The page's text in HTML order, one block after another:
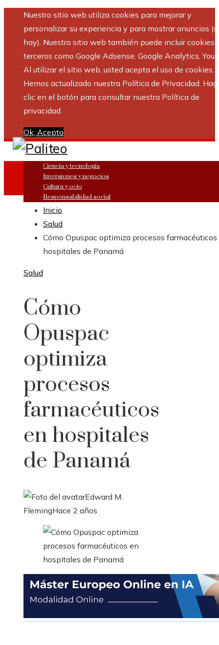
Nuestro sitio web utiliza cookies para mejorar y
personalizar su experiencia y para mostrar anuncios
hay). Nuestro sitio web también puede incluir cookies
terceros como Google Adsense, Google Analytics,
Al utilizar el sitio web, usted acepta el uso de cookies.
Hemos actualizado nuestra Política de Privacidad.
clic en el botón para consultar nuestra Política de
privacidad.
Ok, Acepto
Ciencia y tecnología
Inversiones y negocios
Cultura y ocio
Responsabilidad social
Inicio
Salud
Cómo Opuspac optimiza procesos farmacéuticos
hospitales de Panamá
Salud
Cómo
Opuspac
optimiza
procesos
farmacéuticos
en hospitales
de Panamá
Edward M.
FlemingHace 2 años